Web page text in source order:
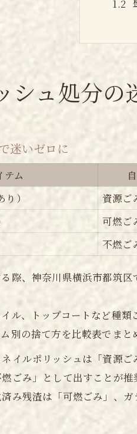
長く
ジェ
日々
シュ処分の
迷いゼロに
テム
）
資源ご
可燃ご
不燃ご
際、神奈川県横浜市都筑
ル、トップコートなど種
別の捨て方を比較表でま
イルポリッシュは「資源
ごみ」として出すことが推
み残渣は「可燃ごみ」、